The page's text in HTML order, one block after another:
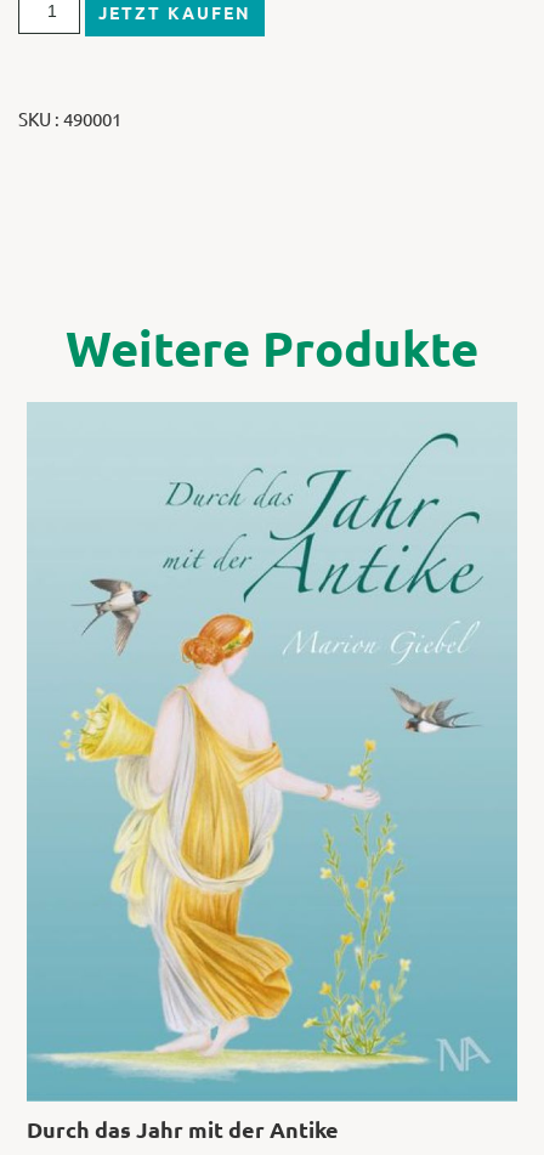
JETZT KAUFEN
SKU : 490001
Weitere Produkte
Durch das Jahr mit der Antike